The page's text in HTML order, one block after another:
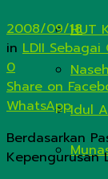
HUT
Idul
2008/09/18
in LDII Sebagai
0
Share on
WhatsApp
Berdasarkan
Kepengurusan